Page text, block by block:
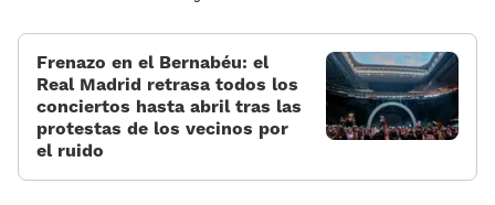
Frenazo en el Bernabéu: el
Real Madrid retrasa todos los
conciertos hasta abril tras las
protestas de los vecinos por
el ruido